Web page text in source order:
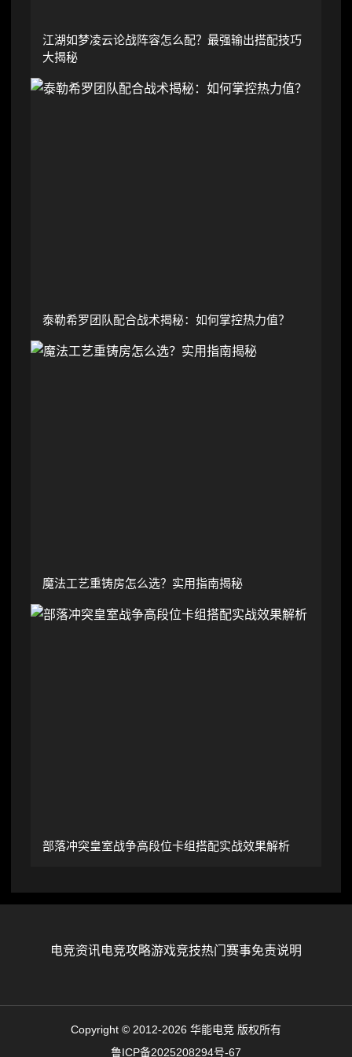
江湖如梦凌云论战阵容怎么配？最强输出搭配技巧
大揭秘
泰勒希罗团队配合战术揭秘：如何掌控热力值？
魔法工艺重铸房怎么选？实用指南揭秘
部落冲突皇室战争高段位卡组搭配实战效果解析
电竞资讯电竞攻略游戏竞技热门赛事免责说明
Copyright © 2012-2026 华能电竞 版权所有
鲁ICP备2025208294号-67